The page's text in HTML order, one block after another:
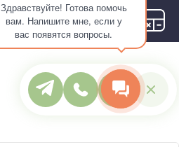
Здравствуйте! Готова помочь
вам. Напишите мне, если у
вас появятся вопросы.